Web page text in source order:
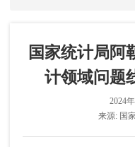
国家统计局阿
计领域问题
2024
来源: 国